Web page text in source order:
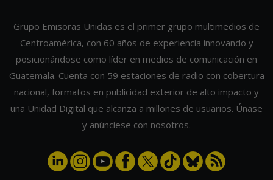
Grupo Emisoras Unidas es el primer grupo multimedios de
Centroamérica, con 60 años de experiencia innovando y
posicionándose como líder en medios de comunicación en
Guatemala. Cuenta con 59 estaciones de radio con cobertura
nacional, formatos en publicidad exterior de alto impacto y
una Unidad Digital que alcanza a millones de usuarios. Únase
y anúnciese con nosotros.